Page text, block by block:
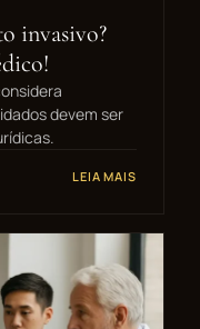
invasivo?
devem ser
LEIA MAIS